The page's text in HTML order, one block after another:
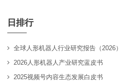
日排行
全球人形机器人行业研究报告（2026）
2026人形机器人产业研究蓝皮书
2025视频号内容生态发展白皮书